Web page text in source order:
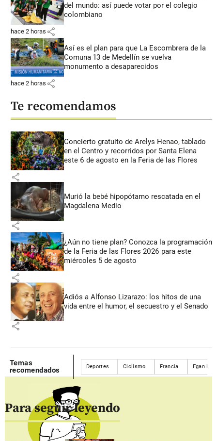
del mundo: así puede votar por el colegio
colombiano
hace 2 horas share
Así es el plan para que La Escombrera de la
Comuna 13 de Medellín se vuelva
monumento a desaparecidos
hace 2 horas share
Te recomendamos
Concierto gratuito de Arelys Henao, tablado
en el Centro y recorridos por Santa Elena
este 6 de agosto en la Feria de las Flores
share
Murió la bebé hipopótamo rescatada en el
Magdalena Medio
share
¿Aún no tiene plan? Conozca la programación
de la Feria de las Flores 2026 para este
miércoles 5 de agosto
share
Adiós a Alfonso Lizarazo: los hitos de una
vida entre el humor, el secuestro y el Senado
share
Temas
recomendados
Deportes Ciclismo Francia Egan
Para seguir leyendo